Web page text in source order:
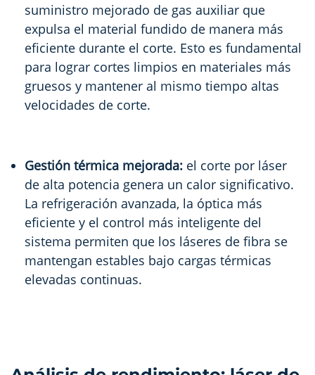
suministro mejorado de gas auxiliar que
expulsa el material fundido de manera más
eficiente durante el corte. Esto es fundamental
para lograr cortes limpios en materiales más
gruesos y mantener al mismo tiempo altas
velocidades de corte.
Gestión térmica mejorada: el corte por láser
de alta potencia genera un calor significativo.
La refrigeración avanzada, la óptica más
eficiente y el control más inteligente del
sistema permiten que los láseres de fibra se
mantengan estables bajo cargas térmicas
elevadas continuas.